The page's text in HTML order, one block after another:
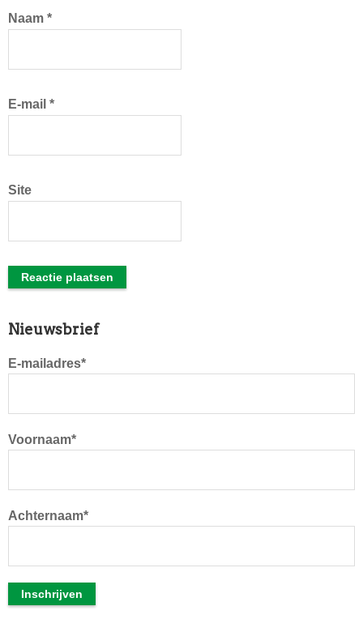
Naam *
E-mail *
Site
Primaire
Sidebar
Nieuwsbrief
E-mailadres*
Voornaam*
Achternaam*